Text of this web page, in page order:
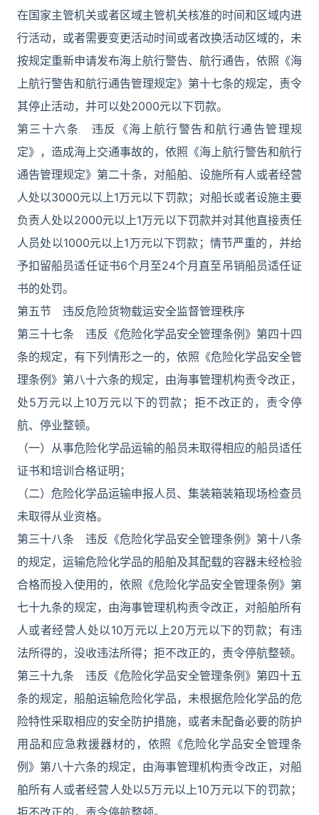
在国家主管机关或者区域主管机关核准的时间和区域内进
行活动，或者需要变更活动时间或者改换活动区域的，未
按规定重新申请发布海上航行警告、航行通告，依照《海
上航行警告和航行通告管理规定》第十七条的规定，责令
其停止活动，并可以处2000元以下罚款。
第三十六条 违反《海上航行警告和航行通告管理规
定》，造成海上交通事故的，依照《海上航行警告和航行
通告管理规定》第二十条，对船舶、设施所有人或者经营
人处以3000元以上1万元以下罚款；对船长或者设施主要
负责人处以2000元以上1万元以下罚款并对其他直接责任
人员处以1000元以上1万元以下罚款；情节严重的，并给
予扣留船员适任证书6个月至24个月直至吊销船员适任证
书的处罚。
第五节 违反危险货物载运安全监督管理秩序
第三十七条 违反《危险化学品安全管理条例》第四十四
条的规定，有下列情形之一的，依照《危险化学品安全管
理条例》第八十六条的规定，由海事管理机构责令改正，
处5万元以上10万元以下的罚款；拒不改正的，责令停
航、停业整顿。
（一）从事危险化学品运输的船员未取得相应的船员适任
证书和培训合格证明；
（二）危险化学品运输申报人员、集装箱装箱现场检查员
未取得从业资格。
第三十八条 违反《危险化学品安全管理条例》第十八条
的规定，运输危险化学品的船舶及其配载的容器未经检验
合格而投入使用的，依照《危险化学品安全管理条例》第
七十九条的规定，由海事管理机构责令改正，对船舶所有
人或者经营人处以10万元以上20万元以下的罚款；有违
法所得的，没收违法所得；拒不改正的，责令停航整顿。
第三十九条 违反《危险化学品安全管理条例》第四十五
条的规定，船舶运输危险化学品，未根据危险化学品的危
险特性采取相应的安全防护措施，或者未配备必要的防护
用品和应急救援器材的，依照《危险化学品安全管理条
例》第八十六条的规定，由海事管理机构责令改正，对船
舶所有人或者经营人处以5万元以上10万元以下的罚款；
拒不改正的，责令停航整顿。